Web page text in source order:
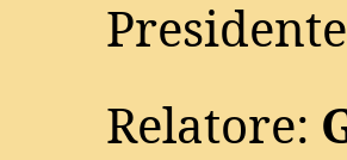
Relatore: